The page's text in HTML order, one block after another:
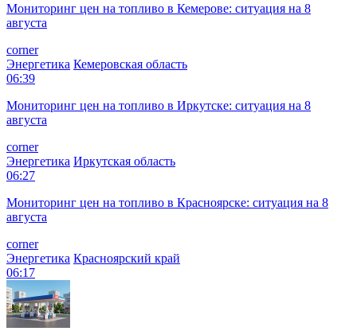
Мониторинг цен на топливо в Кемерове: ситуация на 8
августа
corner
Энергетика Кемеровская область
06:39
Мониторинг цен на топливо в Иркутске: ситуация на 8
августа
corner
Энергетика Иркутская область
06:27
Мониторинг цен на топливо в Красноярске: ситуация на 8
августа
corner
Энергетика Красноярский край
06:17